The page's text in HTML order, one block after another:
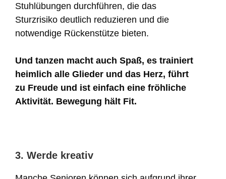
Stuhlübungen durchführen, die das
Sturzrisiko deutlich reduzieren und die
notwendige Rückenstütze bieten.
Und tanzen macht auch Spaß, es trainiert
heimlich alle Glieder und das Herz, führt
zu Freude und ist einfach eine fröhliche
Aktivität. Bewegung hält Fit.
3. Werde kreativ